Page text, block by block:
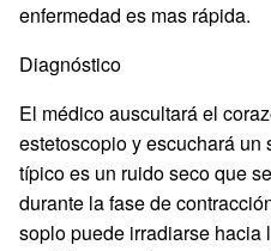
enfermedad es mas rápida.
Diagnóstico
El médico auscultará el
estetoscopio y escuchará
típico es un ruido seco que
durante la fase de
soplo puede irradiarse hacia